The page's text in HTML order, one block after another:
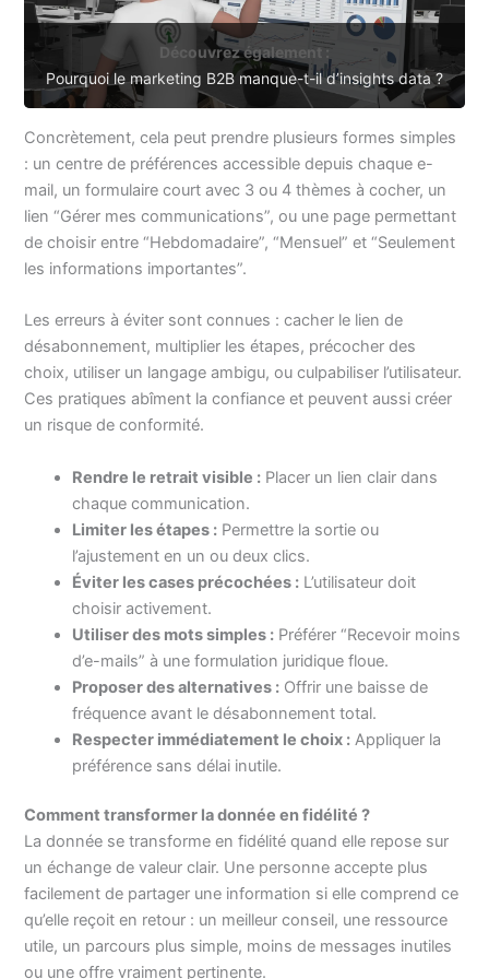
Découvrez également :
Pourquoi le marketing B2B manque-t-il d’insights data ?
Concrètement, cela peut prendre plusieurs formes simples
: un centre de préférences accessible depuis chaque e-
mail, un formulaire court avec 3 ou 4 thèmes à cocher, un
lien “Gérer mes communications”, ou une page permettant
de choisir entre “Hebdomadaire”, “Mensuel” et “Seulement
les informations importantes”.
Les erreurs à éviter sont connues : cacher le lien de
désabonnement, multiplier les étapes, précocher des
choix, utiliser un langage ambigu, ou culpabiliser l’utilisateur.
Ces pratiques abîment la confiance et peuvent aussi créer
un risque de conformité.
Rendre le retrait visible : Placer un lien clair dans
chaque communication.
Limiter les étapes : Permettre la sortie ou
l’ajustement en un ou deux clics.
Éviter les cases précochées : L’utilisateur doit
choisir activement.
Utiliser des mots simples : Préférer “Recevoir moins
d’e-mails” à une formulation juridique floue.
Proposer des alternatives : Offrir une baisse de
fréquence avant le désabonnement total.
Respecter immédiatement le choix : Appliquer la
préférence sans délai inutile.
Comment transformer la donnée en fidélité ?
La donnée se transforme en fidélité quand elle repose sur
un échange de valeur clair. Une personne accepte plus
facilement de partager une information si elle comprend ce
qu’elle reçoit en retour : un meilleur conseil, une ressource
utile, un parcours plus simple, moins de messages inutiles
ou une offre vraiment pertinente.